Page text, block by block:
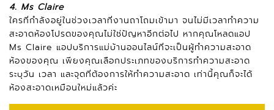
4. Ms Claire
ใครที่กำลังอยู่ในช่วงเวลาที่งานถาโถมเข้ามา จนไม่มีเวลาทำความ
สะอาดห้องโปรดของคุณไม่ใช่ปัญหาอีกต่อไป หากคุณโหลดแอป
Ms Claire แอปบริการแม่บ้านออนไลน์ที่จะเป็นผู้ทำความสะอาด
ห้องของคุณ เพียงคุณเลือกประเภทของบริการทำความสะอาด
ระบุวัน เวลา และจุดที่ต้องการให้ทำความสะอาด เท่านี้คุณก็จะได้
ห้องสะอาดเหมือนใหม่แล้วค่ะ